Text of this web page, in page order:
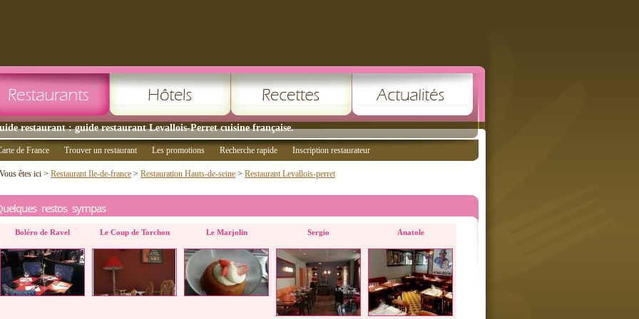
restaurant : guide restaurant Levallois-Perret cuisine française.
de France Trouver un restaurant Les promotions Recherche rapide Inscription restaurateur
Vous êtes ici > Restaurant Ile-de-france > Restauration Hauts-de-seine > Restaurant Levallois-perret
restos sympas
Boléro de Ravel Le Coup de Torchon Le Marjolin Sergio Anatole